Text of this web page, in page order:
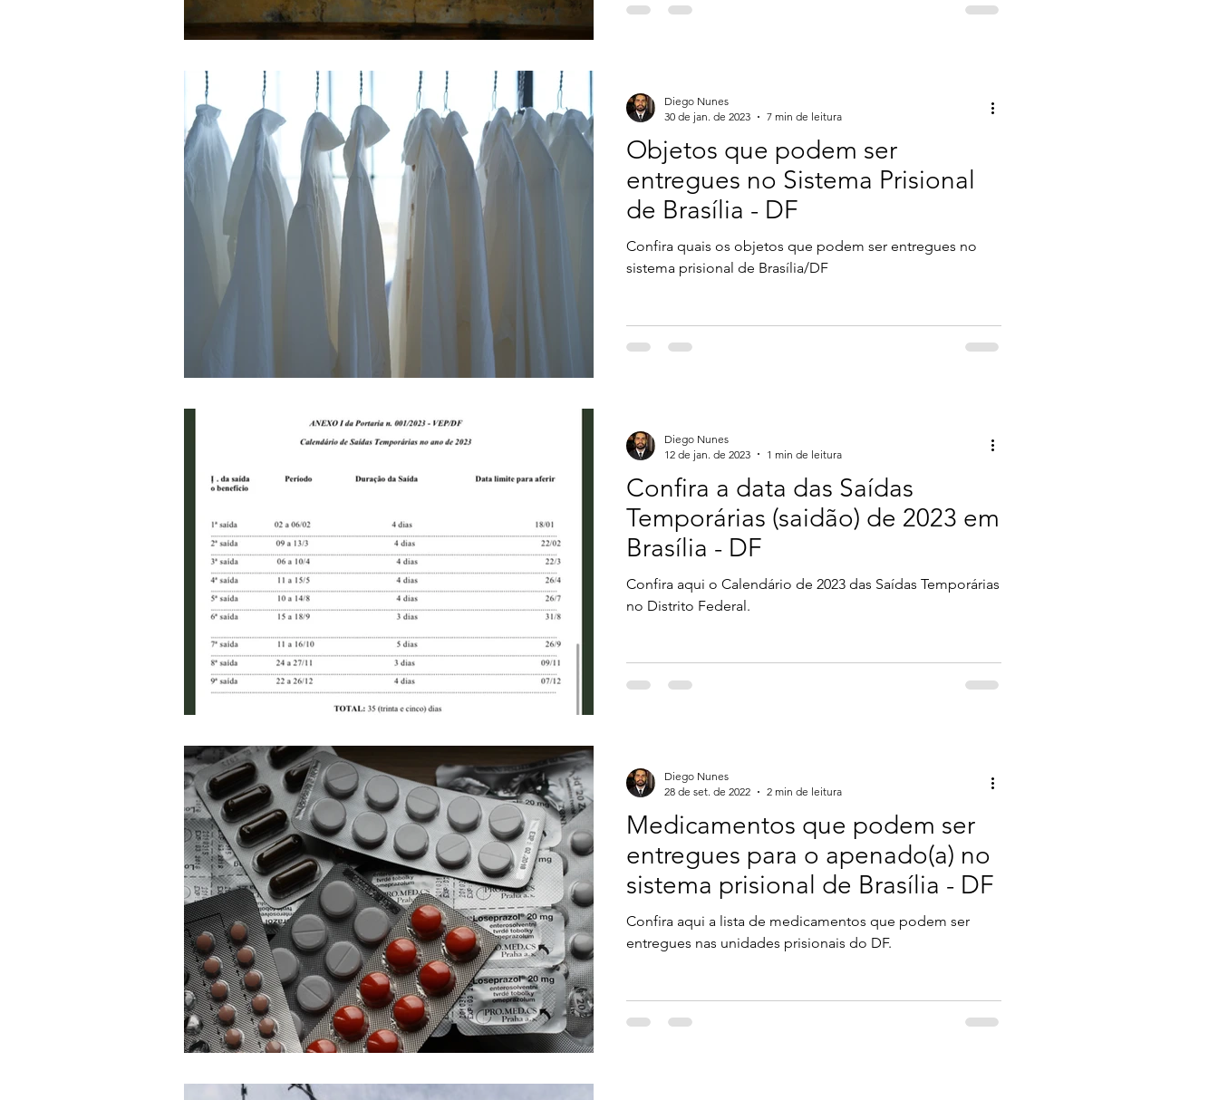
Objetos que podem ser
entregues no Sistema Prisional
de Brasília - DF
Confira quais os objetos que podem ser entregues no
sistema prisional de Brasília/DF
Diego Nunes
30 de jan. de 2023
7 min de leitura
Confira a data das Saídas
Temporárias (saidão) de 2023 em
Brasília - DF
Confira aqui o Calendário de 2023 das Saídas Temporárias
no Distrito Federal.
Diego Nunes
12 de jan. de 2023
1 min de leitura
Medicamentos que podem ser
entregues para o apenado(a) no
sistema prisional de Brasília - DF
Confira aqui a lista de medicamentos que podem ser
entregues nas unidades prisionais do DF.
Diego Nunes
28 de set. de 2022
2 min de leitura